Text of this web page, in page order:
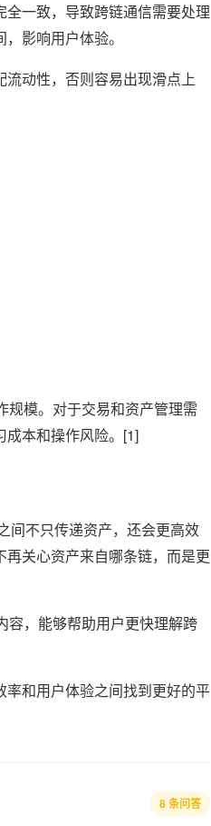
一致，导致跨链通信需要处理
影响用户体验。
动性，否则容易出现滑点上
规模。对于交易和资产管理需
成本和操作风险。[1]
间不只传递资产，还会更高效
关心资产来自哪条链，而是更
容，能够帮助用户更快理解跨
和用户体验之间找到更好的平
8 条问答